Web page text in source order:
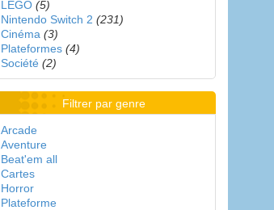
LEGO (5)
Nintendo Switch 2 (231)
Cinéma (3)
Plateformes (4)
Société (2)
Filtrer par genre
Arcade
Aventure
Beat'em all
Cartes
Horror
Plateforme